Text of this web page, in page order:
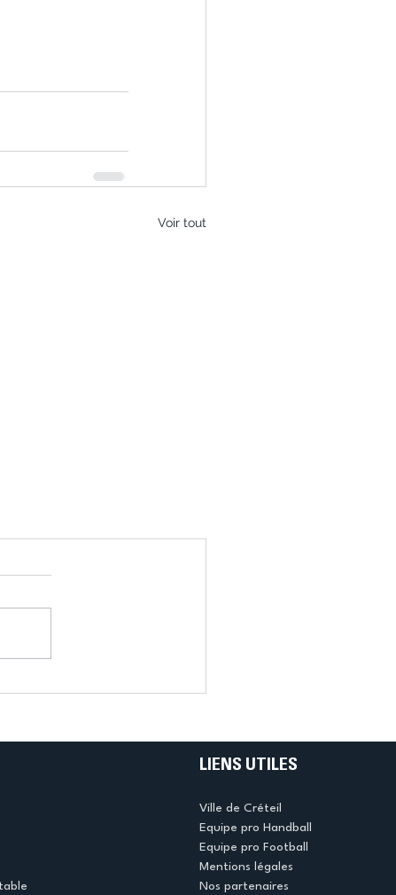
Voir tout
LIENS UTILES
Ville de Créteil
Equipe pro Handball
Equipe pro Football
Mentions légales
Nos partenaires